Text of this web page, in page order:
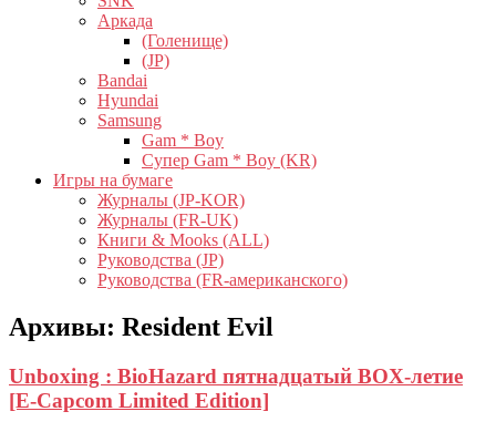
Аркада
(Голенище)
(JP)
Bandai
Hyundai
Samsung
Gam * Boy
Супер Gam * Boy (KR)
Игры на бумаге
Журналы (JP-KOR)
Журналы (FR-UK)
Книги & Mooks (ALL)
Руководства (JP)
Руководства (FR-американского)
Архивы: Resident Evil
Unboxing : BioHazard пятнадцатый BOX-летие
[E-Capcom Limited Edition]